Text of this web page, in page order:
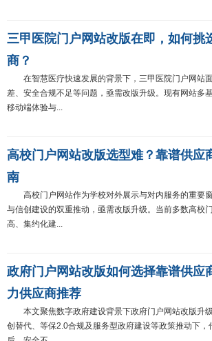
三甲医院门户网站改版在即，如何挑
商？
在智慧医疗快速发展的背景下，三甲医院门户网站
差、安全合规不足等问题，亟需改版升级。现有网站多
移动端体验与...
高校门户网站改版选型难？靠谱供应
南
高校门户网站作为学校对外展示与对内服务的重要
与信创建设的双重推动，亟需改版升级。当前多数高校
高、集约化建...
政府门户网站改版如何选择靠谱供应
力供应商推荐
本文聚焦数字政府建设背景下政府门户网站改版升
创替代、等保2.0合规及服务型政府建设等政策推动下